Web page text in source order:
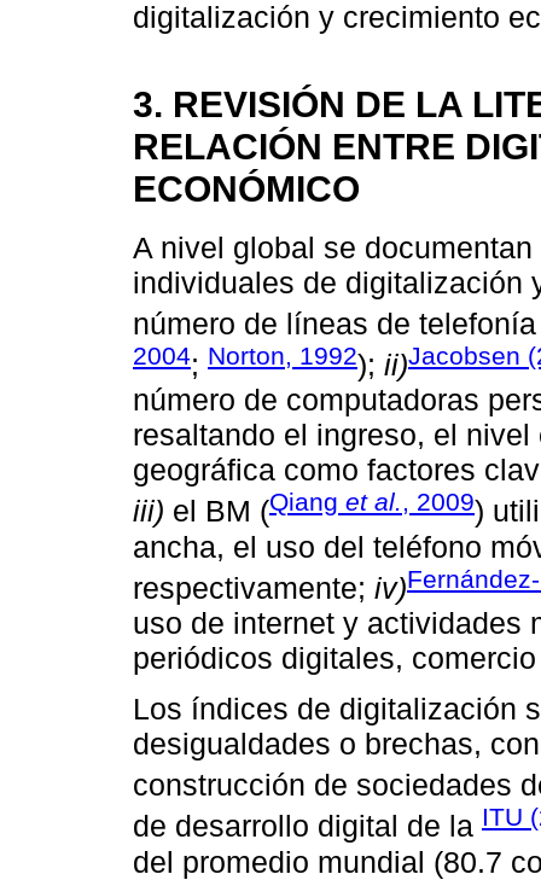
digitalización y crecimiento
3. REVISIÓN DE LA
RELACIÓN ENTRE
ECONÓMICO
A nivel global se
individuales de
número de líneas de
2004; Norton, 1992); ii)Jacobsen
número de computadoras
resaltando el ingreso, el
geográfica como factores
iii) el BM (Qiang et al., 2009)
ancha, el uso del teléfono
respectivamente; iv)
uso de internet y actividades
periódicos digitales,
Los índices de digitalización
desigualdades o brechas,
construcción de sociedades
de desarrollo digital de la ITU
del promedio mundial (80.7